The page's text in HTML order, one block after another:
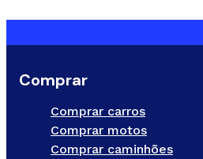
Comprar
Comprar carros
Comprar motos
Comprar caminhões